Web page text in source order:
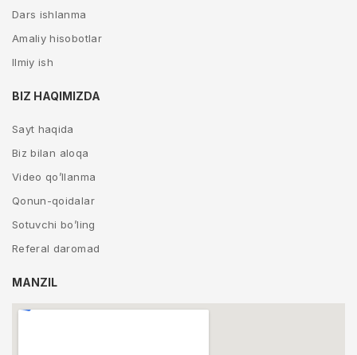
Dars ishlanma
Amaliy hisobotlar
Ilmiy ish
BIZ HAQIMIZDA
Sayt haqida
Biz bilan aloqa
Video qo’llanma
Qonun-qoidalar
Sotuvchi bo’ling
Referal daromad
MANZIL